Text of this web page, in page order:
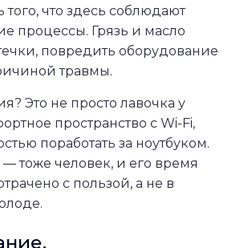
того, что здесь соблюдают
процессы. Грязь и масло
повредить оборудование
травмы.
Это не просто лавочка у
пространство с Wi-Fi,
поработать за ноутбуком.
тоже человек, и его время
с пользой, а не в